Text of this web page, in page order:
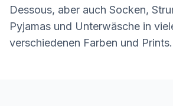
Dessous, aber auch Socken,
Pyjamas und Unterwäsche in
verschiedenen Farben und Prints.